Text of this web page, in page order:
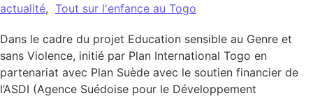
actualité, Tout sur l'enfance au Togo
Dans le cadre du projet Education sensible au Genre et
sans Violence, initié par Plan International Togo en
partenariat avec Plan Suède avec le soutien financier de
l’ASDI (Agence Suédoise pour le Développement